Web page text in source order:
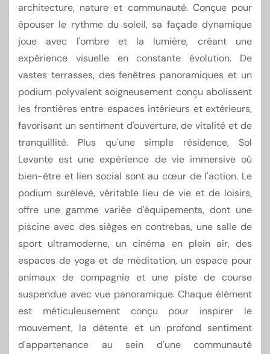
architecture, nature et communauté. Conçue pour
épouser le rythme du soleil, sa façade dynamique
joue avec l'ombre et la lumière, créant une
expérience visuelle en constante évolution. De
vastes terrasses, des fenêtres panoramiques et un
podium polyvalent soigneusement conçu abolissent
les frontières entre espaces intérieurs et extérieurs,
favorisant un sentiment d'ouverture, de vitalité et de
tranquillité. Plus qu'une simple résidence, Sol
Levante est une expérience de vie immersive où
bien-être et lien social sont au cœur de l'action. Le
podium surélevé, véritable lieu de vie et de loisirs,
offre une gamme variée d'équipements, dont une
piscine avec des sièges en contrebas, une salle de
sport ultramoderne, un cinéma en plein air, des
espaces de yoga et de méditation, un espace pour
animaux de compagnie et une piste de course
suspendue avec vue panoramique. Chaque élément
est méticuleusement conçu pour inspirer le
mouvement, la détente et un profond sentiment
d'appartenance au sein d'une communauté